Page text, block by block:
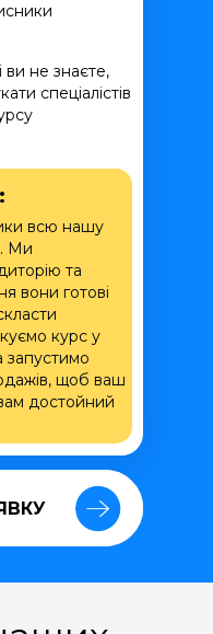
всю нашу
Ми
та
вони готові
курс у
запустимо
щоб ваш
достойний
не знаєте,
спеціалістів